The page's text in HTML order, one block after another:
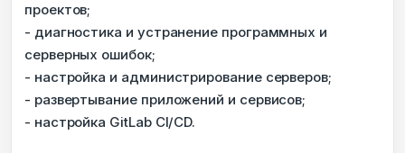
проектов;
- диагностика и устранение программных и
серверных ошибок;
- настройка и администрирование серверов;
- развертывание приложений и сервисов;
- настройка GitLab CI/CD.